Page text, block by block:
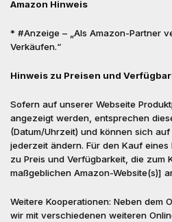
Amazon Hinweis
* #Anzeige – „Als Amazon-Partner
Verkäufen.“
Hinweis zu Preisen und
Sofern auf unserer Webseite
angezeigt werden, entsprechen
(Datum/Uhrzeit) und können sich
jederzeit ändern. Für den Kauf
zu Preis und Verfügbarkeit, die
maßgeblichen Amazon-Website(s)]
Weitere Kooperationen: Neben dem
wir mit verschiedenen weiteren